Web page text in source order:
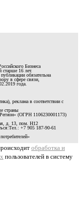
Бизнеса
16 лет.
обязательна
в сфере связи,
года.
реклама в соответствии с
страны
(ОГРН 1106230001173)
д. 13, пом. Н12
+7 905 187-90-61
обработка и
пользователей в систему